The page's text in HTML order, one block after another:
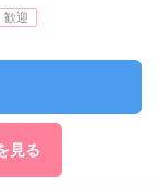
歓迎
見る